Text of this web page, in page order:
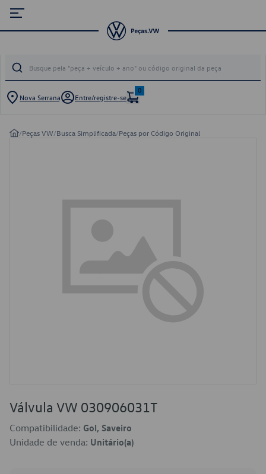
Nova Serrana Entre/registre-se
0
/Peças VW/Busca Simplificada/Peças por Código Original
Válvula VW 030906031T
Compatibilidade: Gol, Saveiro
Unidade de venda: Unitário(a)